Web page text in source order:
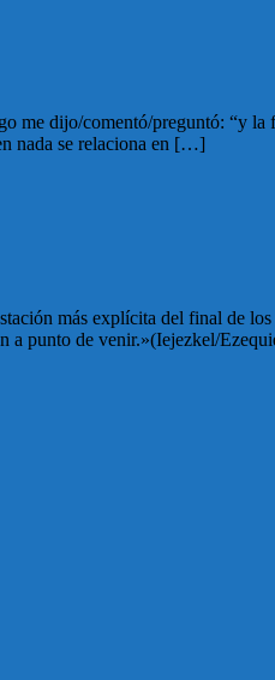
dijo/comentó/preguntó: “y
nada se relaciona en […]
más explícita del final de
a punto de venir.»(Iejezkel/